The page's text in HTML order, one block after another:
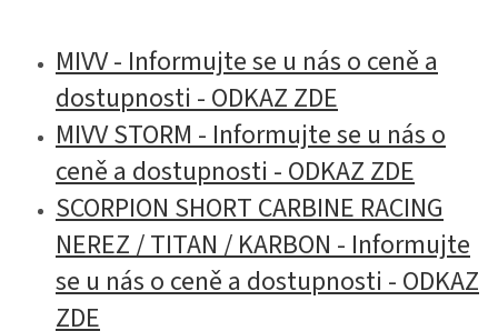
MIVV - Informujte se u nás o ceně a
dostupnosti - ODKAZ ZDE
MIVV STORM - Informujte se u nás o
ceně a dostupnosti - ODKAZ ZDE
SCORPION SHORT CARBINE RACING
NEREZ / TITAN / KARBON - Informujte
se u nás o ceně a dostupnosti - ODKAZ
ZDE